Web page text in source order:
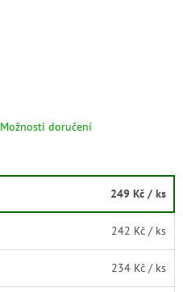
Možnosti doručení
249 Kč / ks
242 Kč / ks
234 Kč / ks